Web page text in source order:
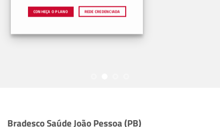
CONHEÇA O PLANO REDE CREDENCIADA
Bradesco Saúde João Pessoa (PB)